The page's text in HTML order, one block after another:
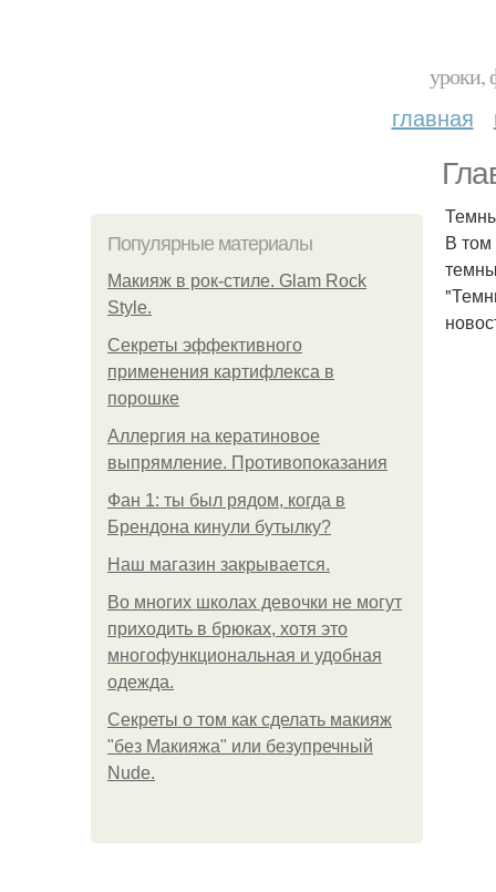
уроки,
главная
Популярные материалы
Макияж в рок-стиле. Glam Rock
Style.
Секреты эффективного
применения картифлекса в
порошке
Аллергия на кератиновое
выпрямление. Противопоказания
Фан 1: ты был рядом, когда в
Брендона кинули бутылку?
Нaш магaзин зaкрывaeтся.
Во многих школах девочки не могут
приходить в брюках, хотя это
многофункциональная и удобная
одежда.
Секреты о том как сделать макияж
"без Макияжа" или безупречный
Nude.
В том